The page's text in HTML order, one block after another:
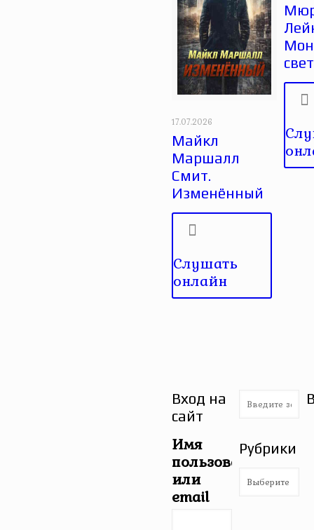
17.07.2026
Майкл
Маршалл
Смит.
Изменённый
Слушать
онлайн
Вход на
сайт
Имя
пользователя
или
email
Рубрики
Рубрики